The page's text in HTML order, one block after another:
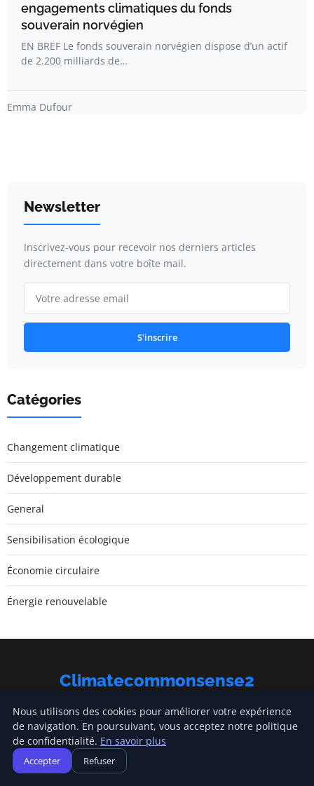
engagements climatiques du fonds
souverain norvégien
EN BREF Le fonds souverain norvégien dispose d’un actif
de 2.200 milliards de…
Emma Dufour
Newsletter
Inscrivez-vous pour recevoir nos derniers articles
directement dans votre boîte mail.
S'inscrire
Catégories
Changement climatique
Développement durable
General
Sensibilisation écologique
Économie circulaire
Énergie renouvelable
Climatecommonsense2
dans votre boîte mail.
Nous utilisons des cookies pour améliorer votre expérience
de navigation. En poursuivant, vous acceptez notre politique
de confidentialité. En savoir plus
Accepter Refuser